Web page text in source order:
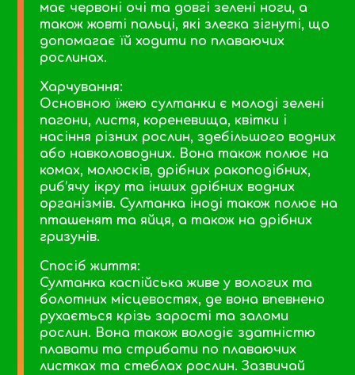
має червоні очі та довгі зелені ноги, а
також жовті пальці, які злегка зігнуті, що
допомагає їй ходити по плаваючих
рослинах.
Харчування:
Основною їжею султанки є молоді зелені
пагони, листя, кореневища, квітки і
насіння різних рослин, здебільшого водних
або навколоводних. Вона також полює на
комах, молюсків, дрібних ракоподібних,
риб’ячу ікру та інших дрібних водних
організмів. Султанка іноді також полює на
пташенят та яйця, а також на дрібних
гризунів.
Спосіб життя:
Султанка каспійська живе у вологих та
болотних місцевостях, де вона впевнено
рухається крізь зарості та заломи
рослин. Вона також володіє здатністю
плавати та стрибати по плаваючих
листках та стеблах рослин. Зазвичай